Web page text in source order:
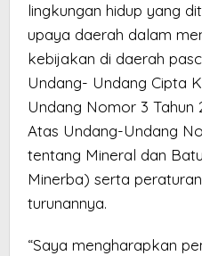
lingkungan hidup yang
upaya daerah dalam
kebijakan di daerah
Undang- Undang Cipta
Undang Nomor 3 Tahun
Atas Undang-Undang
tentang Mineral dan
Minerba) serta
turunannya.
“Saya mengharapkan